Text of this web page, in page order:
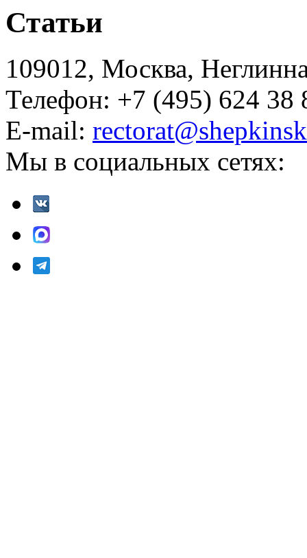
Статьи
109012, Москва,
Телефон: +7 (495) 624 38
E-mail:
Мы в социальных сетях: